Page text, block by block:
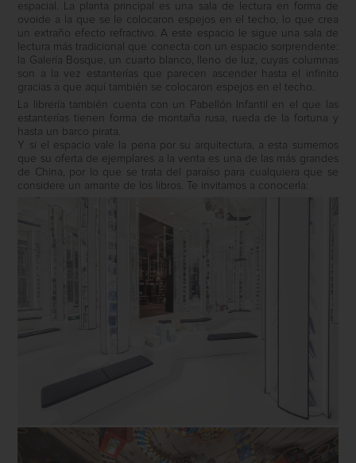
espacial. La planta principal es una sala de lectura en forma de
ovoide a la que se le colocaron espejos en el techo, lo que crea
un extraño efecto refractivo. A este espacio le sigue una sala de
lectura más tradicional que conecta con un espacio sorprendente:
la Galería Bosque, un cuarto blanco, lleno de luz, cuyas columnas
son a la vez estanterías que parecen ascender hasta el infinito
gracias a que aquí también se colocaron espejos en el techo.
La librería también cuenta con un Pabellón Infantil en el que las
estanterías tienen forma de montaña rusa, rueda de la fortuna y
hasta un barco pirata.
Y si el espacio vale la pena por su arquitectura, a esta sumemos
que su oferta de ejemplares a la venta es una de las más grandes
de China, por lo que se trata del paraíso para cualquiera que se
considere un amante de los libros. Te invitamos a conocerla: